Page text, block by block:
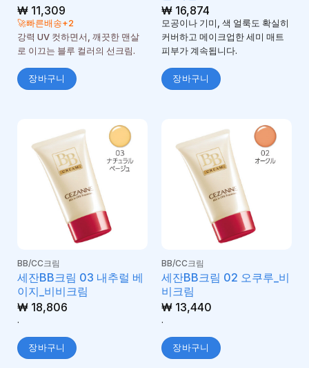
₩11,309
🚀빠른배송+2
강력 UV 컷하면서, 깨끗한 맨살
로 이끄는 블루 컬러의 선크림.
장바구니
₩16,874
모공이나 기미, 색 얼룩도 확실히
커버하고 메이크업한 세미 매트
피부가 계속됩니다.
장바구니
BB/CC크림
세잔BB크림 03 내추럴 베
이지_비비크림
₩18,806
.
장바구니
BB/CC크림
세잔BB크림 02 오쿠루_비
비크림
₩13,440
.
장바구니